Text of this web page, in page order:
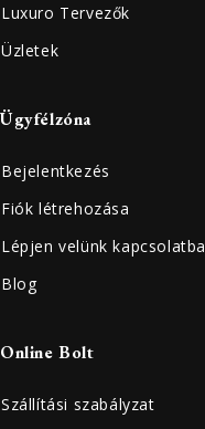
Luxuro Tervezők
Üzletek
Ügyfélzóna
Bejelentkezés
Fiók létrehozása
Lépjen velünk kapcsolatba
Blog
Online Bolt
Szállítási szabályzat